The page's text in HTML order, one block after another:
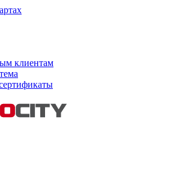
клиентам